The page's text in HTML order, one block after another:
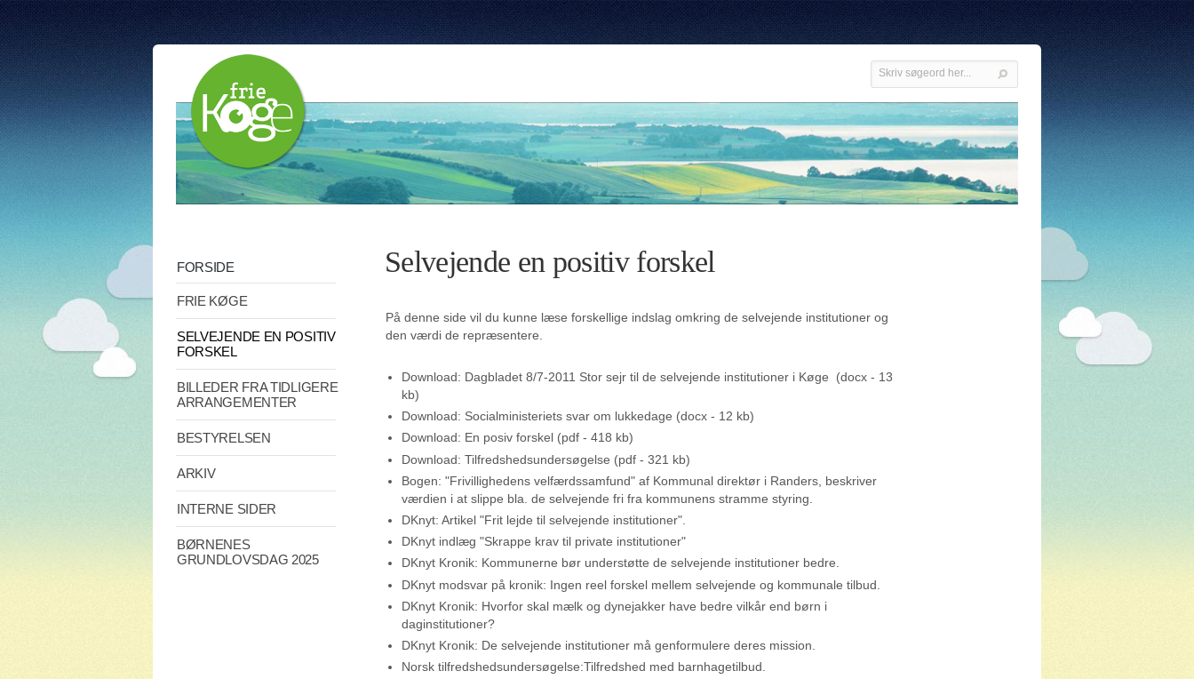
FORSIDE
FRIE KØGE
SELVEJENDE EN POSITIV
FORSKEL
BILLEDER FRA TIDLIGERE
ARRANGEMENTER
BESTYRELSEN
ARKIV
INTERNE SIDER
BØRNENES
GRUNDLOVSDAG 2025
Selvejende en positiv forskel
På denne side vil du kunne læse forskellige indslag omkring de selvejende institutioner og
den værdi de repræsentere.
Download: Dagbladet 8/7-2011 Stor sejr til de selvejende institutioner i Køge (docx - 13
kb)
Download: Socialministeriets svar om lukkedage (docx - 12 kb)
Download: En posiv forskel (pdf - 418 kb)
Download: Tilfredshedsundersøgelse (pdf - 321 kb)
Bogen: "Frivillighedens velfærdssamfund" af Kommunal direktør i Randers, beskriver
værdien i at slippe bla. de selvejende fri fra kommunens stramme styring.
DKnyt: Artikel "Frit lejde til selvejende institutioner".
DKnyt indlæg "Skrappe krav til private institutioner"
DKnyt Kronik: Kommunerne bør understøtte de selvejende institutioner bedre.
DKnyt modsvar på kronik: Ingen reel forskel mellem selvejende og kommunale tilbud.
DKnyt Kronik: Hvorfor skal mælk og dynejakker have bedre vilkår end børn i
daginstitutioner?
DKnyt Kronik: De selvejende institutioner må genformulere deres mission.
Norsk tilfredshedsundersøgelse:Tilfredshed med barnhagetilbud.